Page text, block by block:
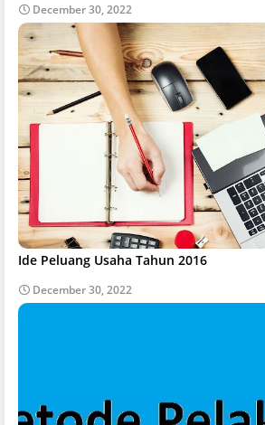
December 30, 2022
Ide Peluang Usaha Tahun 2016
December 30, 2022